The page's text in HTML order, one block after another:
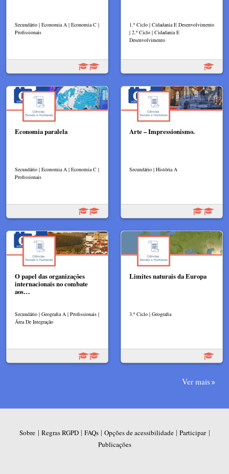
Secundário | Economia A | Economia C |
Profissionais
1.º Ciclo | Cidadania E Desenvolvimento
| 2.º Ciclo | Cidadania E
Desenvolvimento
Economia paralela
Secundário | Economia A | Economia C |
Profissionais
Arte – Impressionismo.
Secundário | História A
O papel das organizações
internacionais no combate
aos…
Secundário | Geografia A | Profissionais |
Área De Integração
Limites naturais da Europa
3.º Ciclo | Geografia
Ver mais
Sobre | Regras RGPD| FAQs| Opções de acessibilidade| Participar|
Publicações